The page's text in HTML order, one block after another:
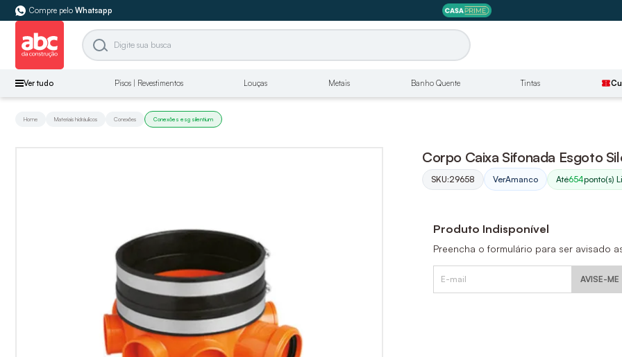
Compre pelo Whatsapp
Ver tudo Pisos | Revestimentos Louças Metais Banho Quente Tintas confirmation_number
Home Materiais hidráulicos Conexões Conexões esg silentium
Corpo Caixa Sifonada Esgoto
SKU:29658 VerAmanco Até654ponto(s)
Produto Indisponível
Preencha o formulário para ser avisado
AVISE-ME